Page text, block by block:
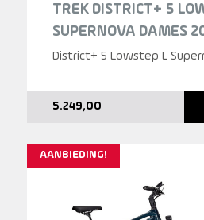
TREK DISTRICT+ 5
SUPERNOVA DAMES
District+ 5 Lowstep L
5.249,00
AANBIEDING!